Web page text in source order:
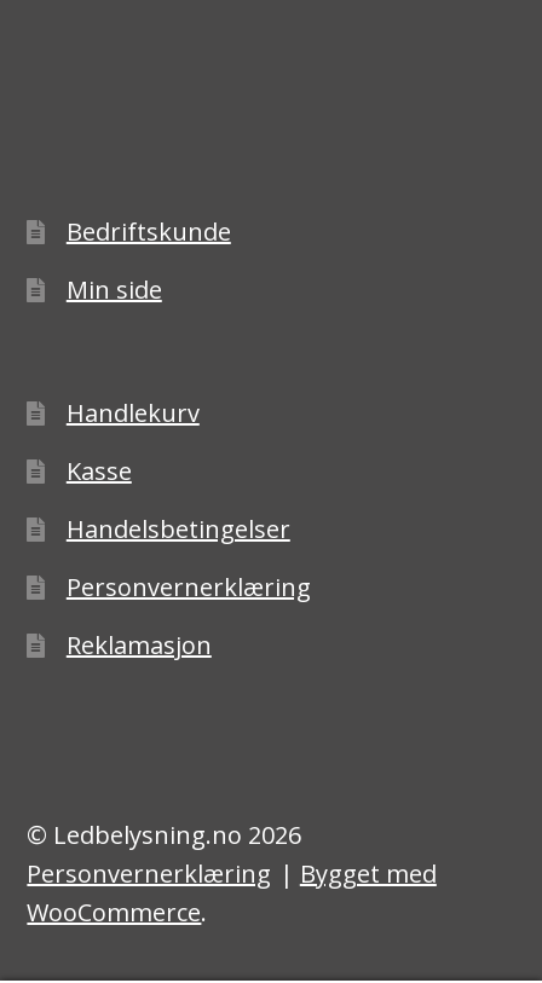
Bedriftskunde
Min side
Handlekurv
Kasse
Handelsbetingelser
Personvernerklæring
Reklamasjon
© Ledbelysning.no 2026
Personvernerklæring
Bygget med
WooCommerce.